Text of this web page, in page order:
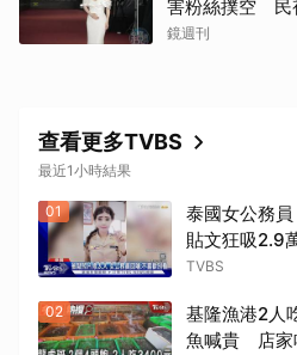
害粉絲撲空 民
鏡週刊
查看更多TVBS
最近1小時結果
01
泰國女公務
貼文狂吸2.9
TVBS
02
基隆漁港2人
魚喊貴 店家